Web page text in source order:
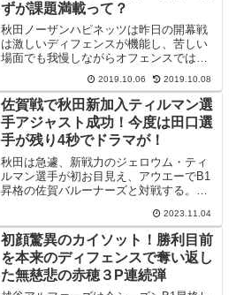
ずが課題満載って？
秋田ノーザンハピネッツは昨日の開幕戦
は激しいディフェンスが機能し、苦しい
場面でも我慢しながらオフェンスでは個
人が連携して逆転勝利をしました。今日
の２戦めは大阪エヴェッサも明らかに修
正をしてくると思いますし、見どころは
つきません。秋田は選手層...
2019.10.06 2019.10.08
佐賀戦で秋田新加入ティルマン選
手アジャスト成功！今度は田口選
手が残り4秒でドラマが！
秋田は急遽、新戦力のジェロウム・ティ
ルマン選手が初お目見え、アウエーでB1
昇格の佐賀バルーナーズと対戦する。佐
いい。また、外国籍選手レイナルド・ガ
ルシア、ヨーリ・チャイルズ、チェイ
ス・フィーラー、と強...
2023.11.04
初顔驚異のカイソット！勝利目前
を本来のディフェンスで奪い返し
た無慈悲の赤穂３P連続弾